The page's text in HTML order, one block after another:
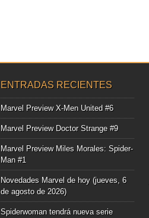
ENTRADAS RECIENTES
Marvel Preview X-Men United #6
Marvel Preview Doctor Strange #9
Marvel Preview Miles Morales: Spider-
Man #1
Novedades Marvel de hoy (jueves, 6
de agosto de 2026)
Spiderwoman tendrá nueva serie